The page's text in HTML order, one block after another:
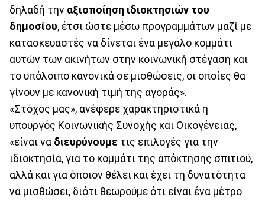
δηλαδή την αξιοποίηση ιδιοκτησιών του
δημοσίου, έτσι ώστε μέσω προγραμμάτων μαζί με
κατασκευαστές να δίνεται ένα μεγάλο κομμάτι
αυτών των ακινήτων στην κοινωνική στέγαση και
το υπόλοιπο κανονικά σε μισθώσεις, οι οποίες θα
γίνουν με κανονική τιμή της αγοράς».
«Στόχος μας», ανέφερε χαρακτηριστικά η
υπουργός Κοινωνικής Συνοχής και Οικογένειας,
«είναι να διευρύνουμε τις επιλογές για την
ιδιοκτησία, για το κομμάτι της απόκτησης σπιτιού,
αλλά και για όποιον θέλει και έχει τη δυνατότητα
να μισθώσει, διότι θεωρούμε ότι είναι ένα μέτρο